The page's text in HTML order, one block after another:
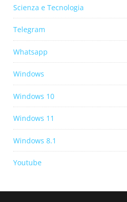
Scienza e Tecnologia
Telegram
Whatsapp
Windows
Windows 10
Windows 11
Windows 8.1
Youtube